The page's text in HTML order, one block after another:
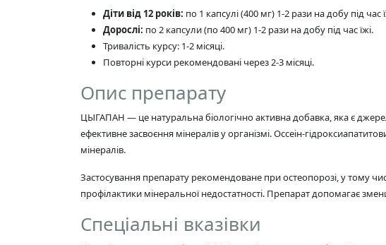
Діти від 12 років: по 1 капсулі (400 мг) 1-2 рази на добу під час
Дорослі: по 2 капсули (по 400 мг) 1-2 рази на добу під час їжі.
Тривалість курсу: 1-2 місяці.
Повторні курси рекомендовані через 2-3 місяці.
Опис препарату
ЦЫГАПАН — це натуральна біологічно активна добавка, яка є
ефективне засвоєння мінералів у організмі. Оссеін-
мінералів.
Застосування препарату рекомендоване при остеопорозі, у тому
профілактики мінеральної недостатності. Препарат допомагає
Спеціальні вказівки